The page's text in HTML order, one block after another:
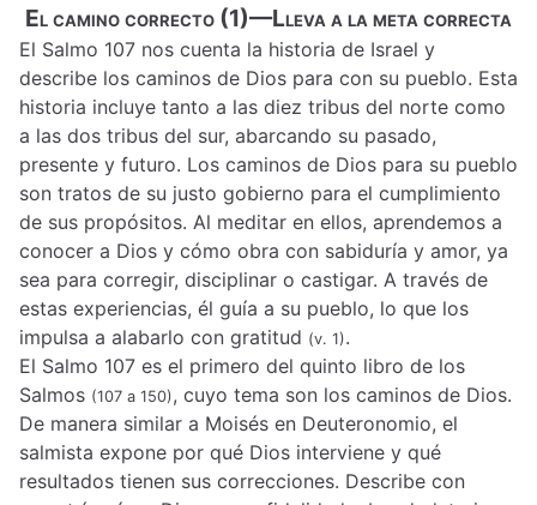
El camino correcto (1)—Lleva a la meta correcta
El Salmo 107 nos cuenta la historia de Israel y
describe los caminos de Dios para con su pueblo. Esta
historia incluye tanto a las diez tribus del norte como
a las dos tribus del sur, abarcando su pasado,
presente y futuro. Los caminos de Dios para su pueblo
son tratos de su justo gobierno para el cumplimiento
de sus propósitos. Al meditar en ellos, aprendemos a
conocer a Dios y cómo obra con sabiduría y amor, ya
sea para corregir, disciplinar o castigar. A través de
estas experiencias, él guía a su pueblo, lo que los
impulsa a alabarlo con gratitud (v. 1).
El Salmo 107 es el primero del quinto libro de los
Salmos (107 a 150), cuyo tema son los caminos de Dios.
De manera similar a Moisés en Deuteronomio, el
salmista expone por qué Dios interviene y qué
resultados tienen sus correcciones. Describe con